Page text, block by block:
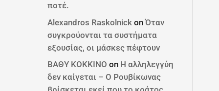
ποτέ.
Alexandros Raskolnick onΌταν
συγκρούονται τα συστήματα
εξουσίας, οι μάσκες πέφτουν
ΒΑΘΥ ΚΟΚΚΙΝΟ on Η αλληλεγγύη
δεν καίγεται – Ο Ρουβίκωνας